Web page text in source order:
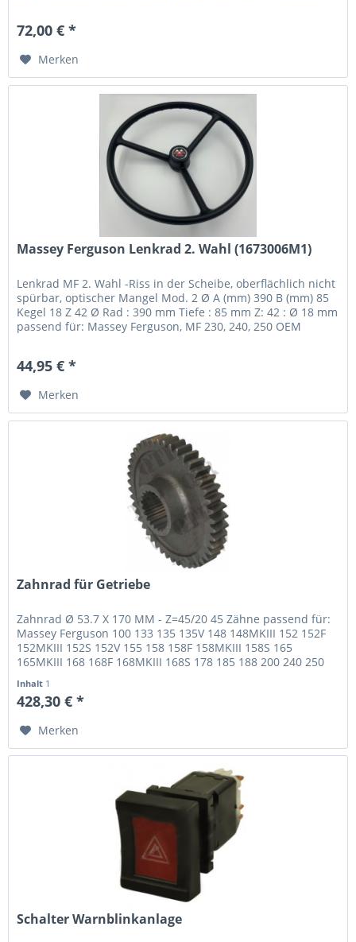
72,00 € *
Merken
Massey Ferguson Lenkrad 2. Wahl (1673006M1)
Lenkrad MF 2. Wahl -Riss in der Scheibe, oberflächlich nicht
spürbar, optischer Mangel Mod. 2 Ø A (mm) 390 B (mm) 85
Kegel 18 Z 42 Ø Rad : 390 mm Tiefe : 85 mm Z: 42 : Ø 18 mm
passend für: Massey Ferguson, MF 230, 240, 250 OEM
44,95 € *
Merken
Zahnrad für Getriebe
Zahnrad Ø 53.7 X 170 MM - Z=45/20 45 Zähne passend für:
Massey Ferguson 100 133 135 135V 148 148MKIII 152 152F
152MKIII 152S 152V 155 158 158F 158MKIII 158S 165
165MKIII 168 168F 168MKIII 168S 178 185 188 200 240 250
Inhalt 1
428,30 € *
Merken
Schalter Warnblinkanlage